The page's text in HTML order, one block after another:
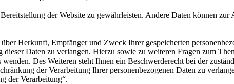
der Website zu gewährleisten. Andere Daten können zur
Herkunft, Empfänger und Zweck Ihrer gespeicherten
Daten zu verlangen. Hierzu sowie zu weiteren Fragen zum
Des Weiteren steht Ihnen ein Beschwerderecht bei der
der Verarbeitung Ihrer personenbezogenen Daten zu
der Verarbeitung“.